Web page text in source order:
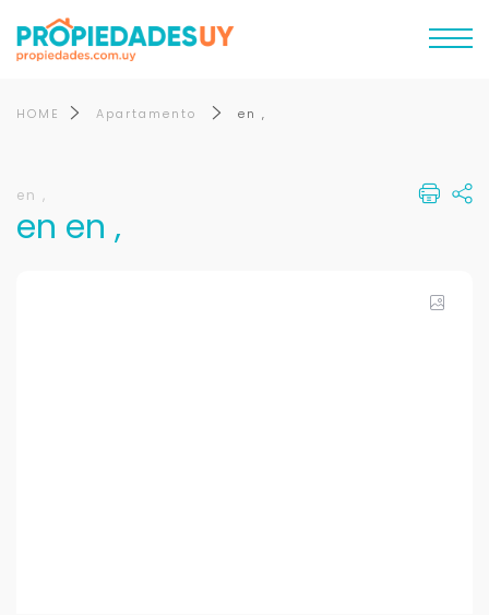
HOME Apartamento en ,
en ,
en en ,